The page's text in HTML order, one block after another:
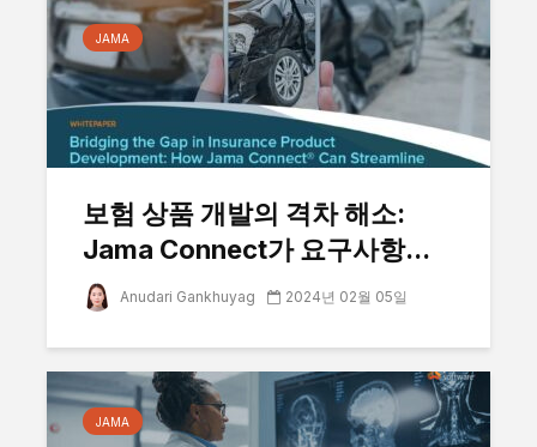
JAMA
보험 상품 개발의 격차 해소:
Jama Connect가 요구사항...
Anudari Gankhuyag 2024년 02월 05일
JAMA